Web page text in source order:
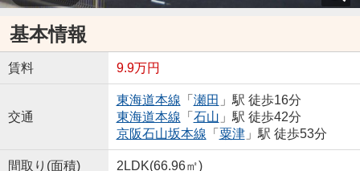
基本情報
賃料 9.9万円
交通
東海道本線 「 瀬田 」駅 徒歩16分
東海道本線 「 石山 」駅 徒歩42分
京阪石山坂本線 「 粟津」駅 徒歩53分
間取り(面積) 2LDK(66.96㎡)